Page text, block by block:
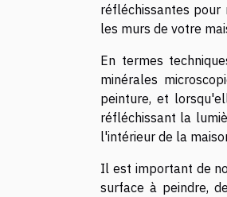
réfléchissantes
les murs de votre
En termes
minérales
peinture, et
réfléchissant la
l'intérieur de la
Il est important de
surface à peindre,